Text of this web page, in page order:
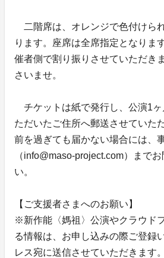
二階席は、オレンジで色付けら
ります。座席は全席指定となりま
催者側で割り振りさせていただき
さいませ。
チケットは紙で発行し、公演1ヶ
ただいたご住所へ郵送させていた
前を過ぎても届かない場合には、
（info@maso-project.com）まで
い。
【ご支援者さまへのお願い】
※新作能〈媽祖〉公演やクラウド
る情報は、お申し込みの際ご登録
レス宛に送信させていただきます